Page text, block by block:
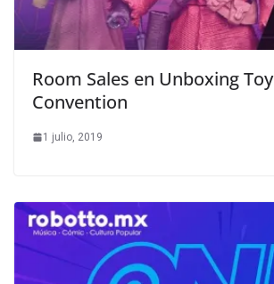
Room Sales en Unboxing Toy
Convention
1 julio, 2019